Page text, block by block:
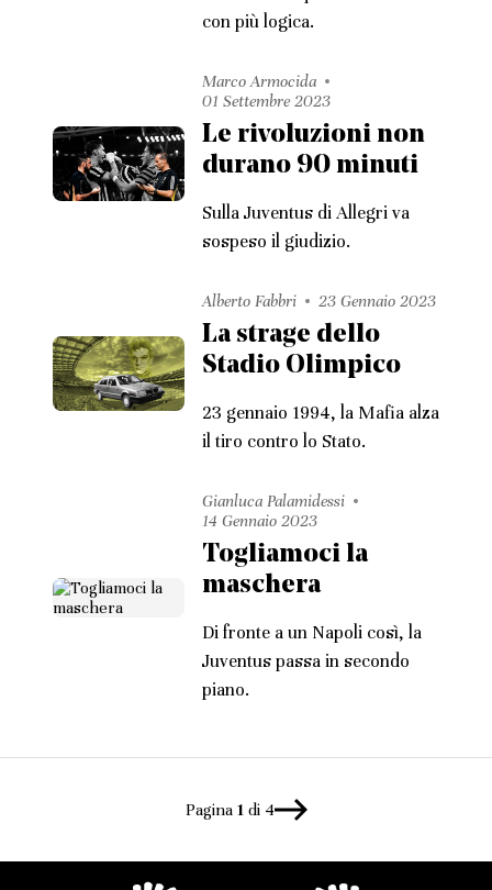
con più logica.
Marco Armocida
01 Settembre 2023
Le rivoluzioni non
durano 90 minuti
Sulla Juventus di Allegri va
sospeso il giudizio.
Alberto Fabbri 23 Gennaio 2023
La strage dello
Stadio Olimpico
23 gennaio 1994, la Mafia alza
il tiro contro lo Stato.
Gianluca Palamidessi
14 Gennaio 2023
Togliamoci la
maschera
Di fronte a un Napoli così, la
Juventus passa in secondo
piano.
Pagina 1di 4